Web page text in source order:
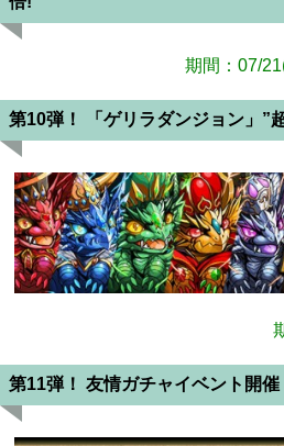
期間：07/
第10弾！ 「ゲリラダンジョン」”
第11弾！ 友情ガチャイベント開催